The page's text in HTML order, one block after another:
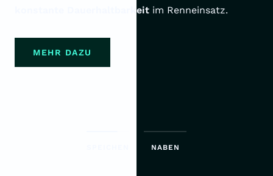
konstante Dauerhaltbarkeit im Renneinsatz.
MEHR DAZU
NABEN